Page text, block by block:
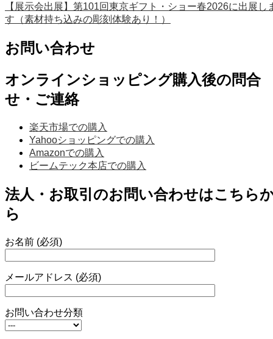
【展示会出展】第101回東京ギフト・ショー春2026に出展し
す（素材持ち込みの彫刻体験あり！）
お問い合わせ
オンラインショッピング購入後の問合
せ・ご連絡
楽天市場での購入
Yahooショッピングでの購入
Amazonでの購入
ビームテック本店での購入
法人・お取引のお問い合わせはこちら
ら
お名前 (必須)
メールアドレス (必須)
お問い合わせ分類